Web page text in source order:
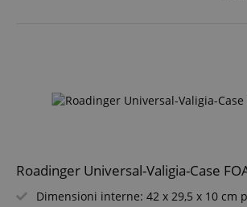
Roadinger Universal-Valigia-Case
Dimensioni interne: 42 x 29,5 x 10 cm